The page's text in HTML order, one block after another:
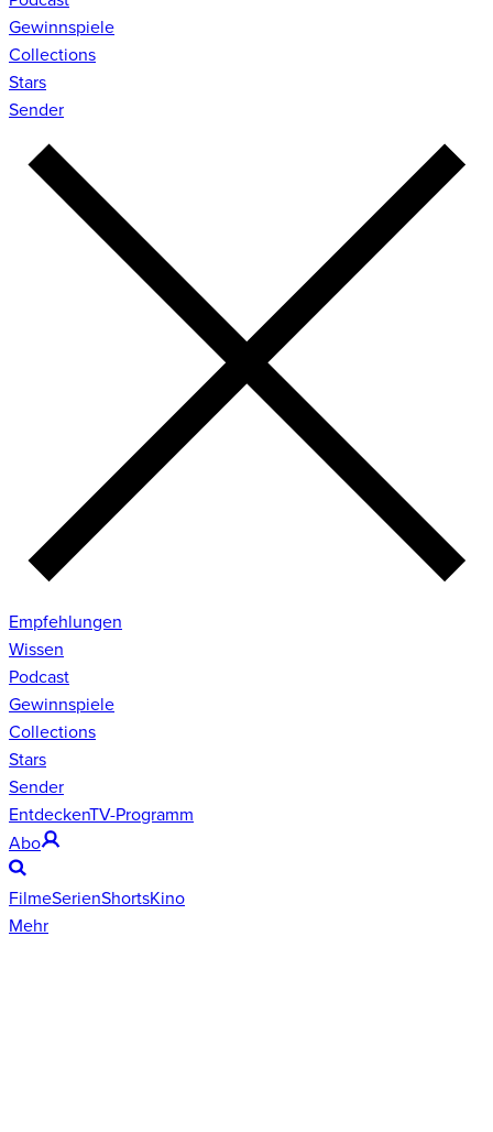
Gewinnspiele
Collections
Stars
Sender
Empfehlungen
Wissen
Podcast
Gewinnspiele
Collections
Stars
Sender
EntdeckenTV-Programm
Abo
FilmeSerienShortsKino
Mehr